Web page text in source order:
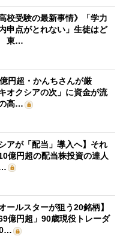
校受験の最新事情》「学力
申点がとれない」生徒はど
東…
億円超・かんちさんが厳
オクシアの次」に資金が流
高…
アが「配当」導入へ】それ
億円超の配当株投資の達人
ールスターが狙う20銘柄】
億円超」90歳現役トレーダ